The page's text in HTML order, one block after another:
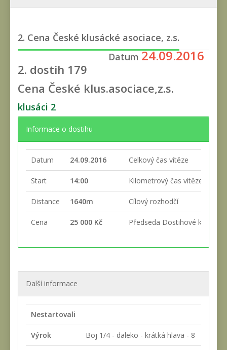
2. Cena České klusácké asociace, z.s.
Datum 24.09.2016
2. dostih 179
Cena České klus.asociace,z.s.
klusáci 2
Informace o dostihu
Datum 24.09.2016 Celkový čas vítěze
Start 14:00 Kilometrový čas vítěze
Distance 1640m Cílový rozhodčí
Cena 25 000 Kč Předseda Dostihové komise
Další informace
Nestartovali
Výrok Boj 1/4 - daleko - krátká hlava - 8